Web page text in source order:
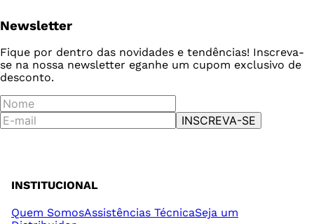
Newsletter
Fique por dentro das novidades e tendências! Inscreva-
se na nossa newsletter eganhe um cupom exclusivo de
desconto.
INSCREVA-SE
INSTITUCIONAL
Quem SomosAssistências TécnicaSeja um